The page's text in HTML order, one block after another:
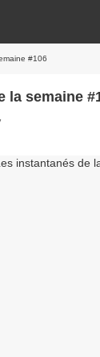
#106
la semaine